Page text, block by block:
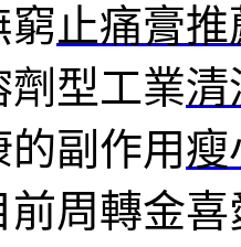
窮 止痛膏推
劑型工業清
副作用瘦
周轉金喜